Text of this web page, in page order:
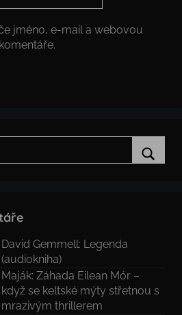
jméno, e-mail a webovou
David Gemmell: Legenda
(audiokniha)
Maják: Záhada Eilean Mór –
když se keltské mýty střetnou s
mrazivým thrillerem